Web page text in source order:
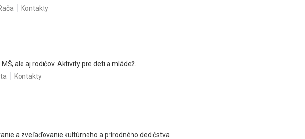
Kontakty
ale aj rodičov. Aktivity pre deti a mládež.
Kontakty
a zveľaďovanie kultúrneho a prírodného dedičstva